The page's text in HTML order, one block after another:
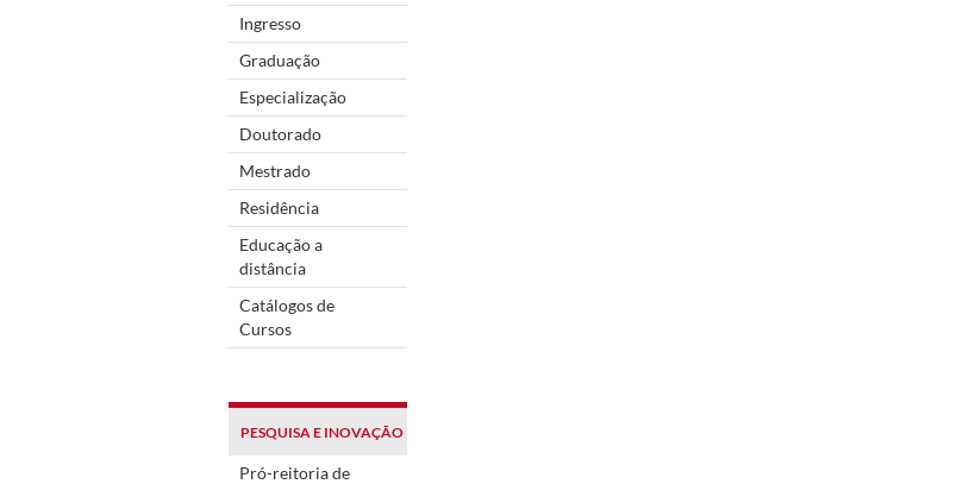
Ingresso
Graduação
Especialização
Doutorado
Mestrado
Residência
Educação a
distância
Catálogos de
Cursos
PESQUISA E INOVAÇÃO
Pró-reitoria de